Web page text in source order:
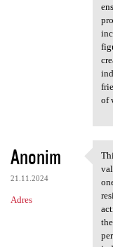
of
Anonim
21.11.2024
Adres